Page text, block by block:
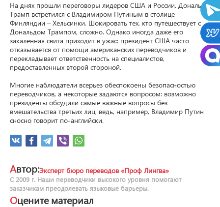
На днях прошли переговоры лидеров США и России. Дональд
Трамп встретился с Владимиром Путиным в столице
Финляндии – Хельсинки. Шокировать тех, кто путешествует с
Дональдом Трампом, сложно. Однако иногда даже его
закаленная свита приходит в ужас: президент США часто
отказывается от помощи американских переводчиков и
перекладывает ответственность на специалистов,
предоставленных второй стороной.
Многие наблюдатели всерьез обеспокоены безопасностью
переводчиков, а некоторые задаются вопросом: возможно
президенты обсудили самые важные вопросы без
вмешательства третьих лиц, ведь, например, Владимир Путин
сносно говорит по-английски.
Автор:Эксперт бюро переводов «Проф Лингва»
С 2009 г. Наши переводчики высокого уровня помогают
заказчикам преодолевать языковые барьеры.
Оцените материал